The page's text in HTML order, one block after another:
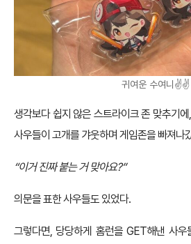
귀여운 수여니✌️✌️
생각보다 쉽지 않은 스트라이크 존 맞추기
사우들이 고개를 갸웃하며 게임존을 빠져나
“이거 진짜 붙는 거 맞아요?”
의문을 표한 사우들도 있었다.
그렇다면, 당당하게 홈런을 GET해낸 사